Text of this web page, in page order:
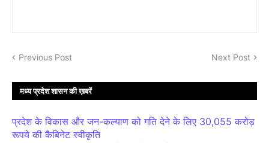
Previous Post Next Post
मध्य प्रदेश शासन की ख़बरें
प्रदेश के विकास और जन-कल्याण को गति देने के लिए 30,055 करोड़
रूपये की कैबिनेट स्वीकृति